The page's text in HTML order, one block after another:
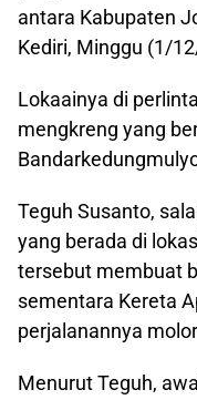
antara Kabupaten
Kediri, Minggu (1/
Lokaainya di
mengkreng yang
Teguh Susanto,
yang berada di
tersebut membuat
sementara Kereta
perjalanannya
Menurut Teguh,